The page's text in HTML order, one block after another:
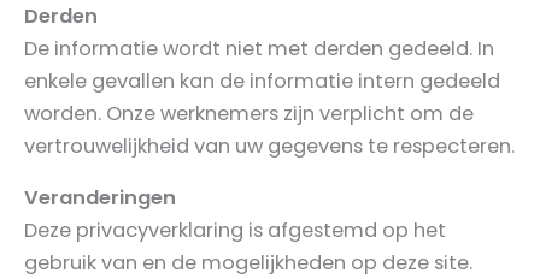
Derden
De informatie wordt niet met derden gedeeld. In
enkele gevallen kan de informatie intern gedeeld
worden. Onze werknemers zijn verplicht om de
vertrouwelijkheid van uw gegevens te respecteren.
Veranderingen
Deze privacyverklaring is afgestemd op het
gebruik van en de mogelijkheden op deze site.